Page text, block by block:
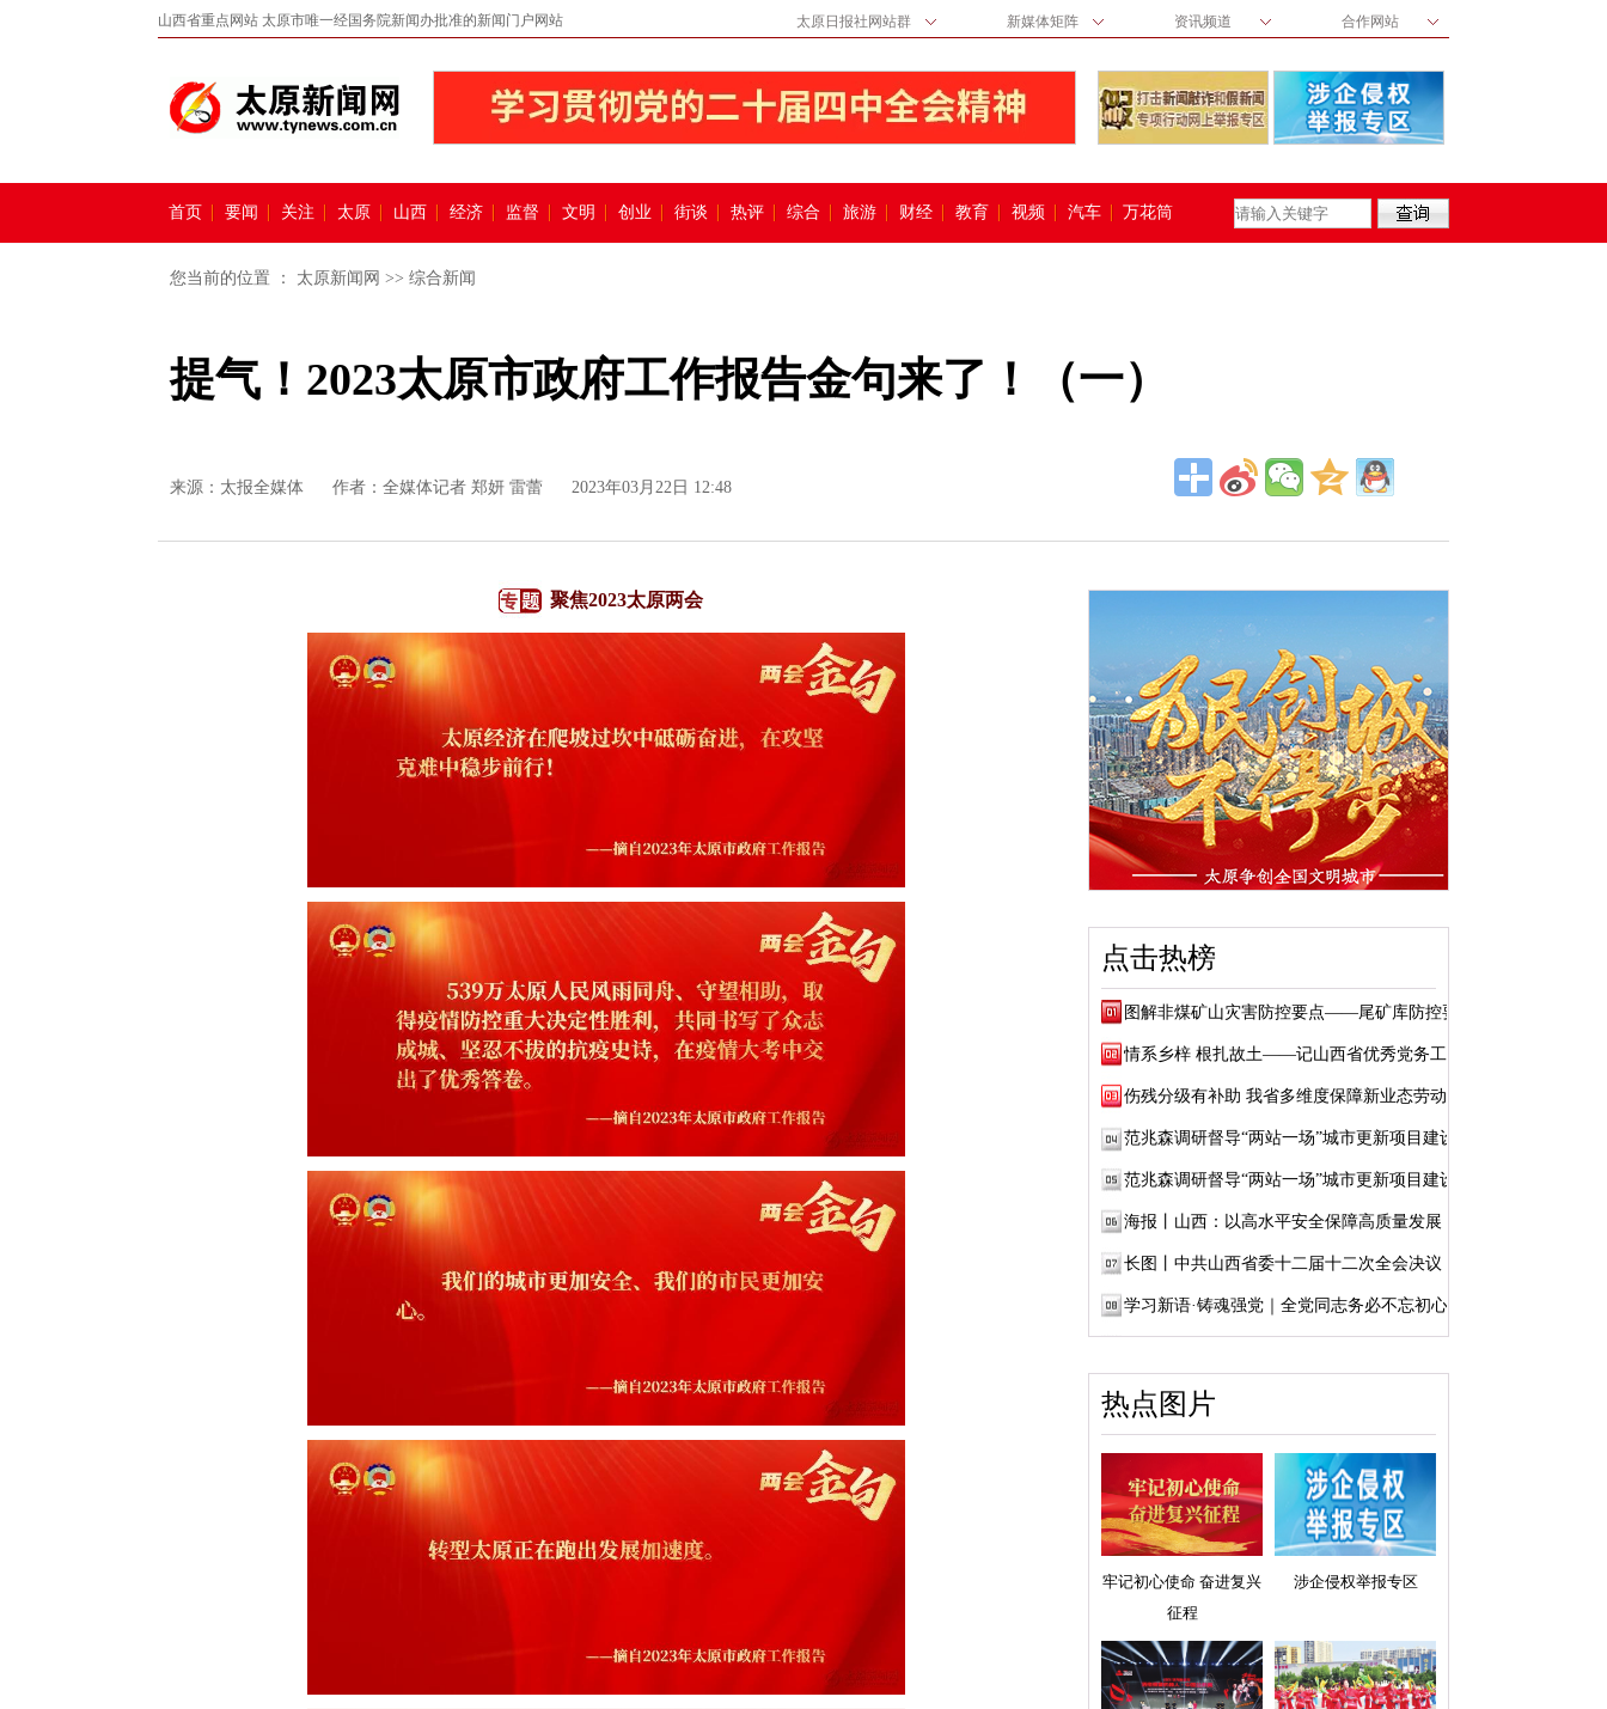
山西省重点网站 太原市唯一经国务院新闻办批准的新闻门户网站 太原日报社网站群 新媒体矩阵 资讯频道 合作网站
首页 要闻 关注 太原 山西 经济 监督 文明 创业 街谈 热评 综合 旅游 财经 教育 视频 汽车 万花筒
您当前的位置 ： 太原新闻网 >> 综合新闻
提气！2023太原市政府工作报告金句来了！（一）
来源： 太报全媒体 作者：全媒体记者 郑妍 雷蕾 2023年03月22日 12:48
聚焦2023太原两会
点击热榜
图解非煤矿山灾害防控要点——尾矿库防控要点
情系乡梓 根扎故土——记山西省优秀党务工作...
伤残分级有补助 我省多维度保障新业态劳动者...
范兆森调研督导“两站一场”城市更新项目建设
范兆森调研督导“两站一场”城市更新项目建设
海报丨山西：以高水平安全保障高质量发展
长图丨中共山西省委十二届十二次全会决议
学习新语·铸魂强党｜全党同志务必不忘初心、...
热点图片
牢记初心使命 奋进复兴
征程
涉企侵权举报专区